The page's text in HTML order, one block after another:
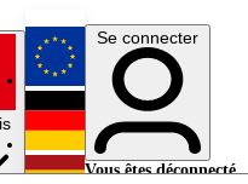
English
Deutsch
Se connecter
Vous êtes déconnecté.